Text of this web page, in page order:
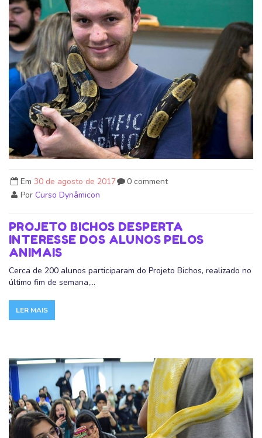
Em 30 de agosto de 2017
Por Curso Dynâmicon
0 comment
PROJETO BICHOS DESPERTA
INTERESSE DOS ALUNOS PELOS
ANIMAIS
Cerca de 200 alunos participaram do Projeto Bichos, realizado no
último fim de semana,...
LER MAIS